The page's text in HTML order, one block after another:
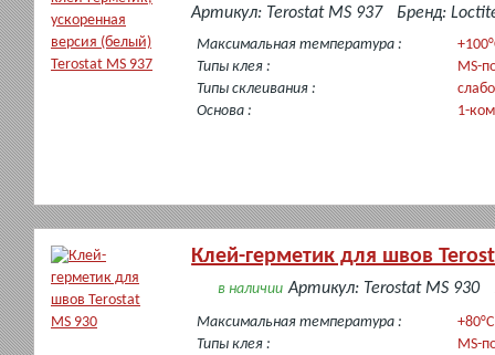
в
Артикул: Terostat MS 937 Бренд:
Максимальная температура :
Типы клея :
MS-
Типы склеивания :
Основа :
1-
Клей-герметик для швов
в наличии Артикул: Terostat MS 930
Максимальная температура :
+80°C
Типы клея :
MS-